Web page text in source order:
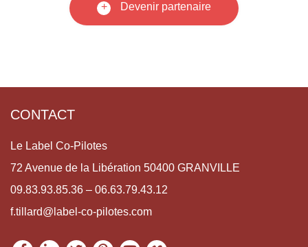
+ Devenir partenaire
CONTACT
Le Label Co-Pilotes
72 Avenue de la Libération 50400 GRANVILLE
09.83.93.85.36 – 06.63.79.43.12
f.tillard@label-co-pilotes.com